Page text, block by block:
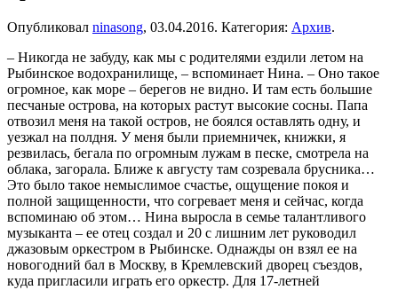
Опубликовал ninasong, 03.04.2016. Категория: Архив.
– Никогда не забуду, как мы с родителями ездили летом на Рыбинское водохранилище, – вспоминает Нина. – Оно такое огромное, как море – берегов не видно. И там есть большие песчаные острова, на которых растут высокие сосны. Папа отвозил меня на такой остров, не боялся оставлять одну, и уезжал на полдня. У меня были приемничек, книжки, я резвилась, бегала по огромным лужам в песке, смотрела на облака, загорала. Ближе к августу там созревала брусника… Это было такое немыслимое счастье, ощущение покоя и полной защищенности, что согревает меня и сейчас, когда вспоминаю об этом… Нина выросла в семье талантливого музыканта – ее отец создал и 20 с лишним лет руководил джазовым оркестром в Рыбинске. Однажды он взял ее на новогодний бал в Москву, в Кремлевский дворец съездов, куда пригласили играть его оркестр. Для 17-летней провинциальной девочки эта поездка и так показалась сказкой, но когда ее выбрали королевой бала – она чувствовала себя совершенной Золушкой. «Где вы учитесь или работаете?» – спросил Нину ведущий. «Заведую сельским клубом», – сказала она. «Какая остроумная у нас королева!» – засмеялся конферансье. Но Нина не шутила. Она действительно устроилась в клуб, чтобы заработать стаж для поступления в институт. Удивительно, но девочка, которая выросла в музыкальной среде, успешно окончила музыкальную школу, бегала к папе на репетиции оркестра, дурачилась, подписывая свои фото одноклассникам словами «От будущей звезды», поступила не в музыкальное училище, а в Ленинградский, ныне Санкт-Петербургский университет профсоюзов на факультет экономики, кафедру управления. – Папа был прирожденный музыкант, – объясняет Нина, – с великолепным слухом, голосом, музыкальной памятью. Мальчишкой он с лету научился играть на трофейном аккордеоне, который ему подарили, он слышал и писал партитуры без инструмента, чудесно пел… Отец был убежден: либо музыкант должен быть абсолютно одаренным, либо не стоит заниматься этим вообще. В музыке не должно быть протекции, считал он. Папа много ездил со своим оркестром на разные зарубежные музыкальные фестивали и вполне мог бы брать меня с собой, но он меня никуда не брал! «Когда ты будешь петь лучше моих певцов, – говорил он, – тогда и возьму». У него были очень жесткие требования к профессии, и он внушал мне: «Научись петь так, чтобы люди захотели тебя слушать. Стань артистичной, научись красиво двигаться, танцевать». Одно время я очень сильно поправилась – так меня почти не кормили! – смеется Нина. – Папа терзал меня, говорил, что такая жирная женщина не будет нужна никому, а уж на сцене такой вообще места нет. Это он заставил меня заниматься спортом, хотя я совершенно неспортивная. Папа хотел, чтобы я не боялась сцены, и тренировал это специфическим образом. У него была лучшая дискотека в Рыбинске, и лет с 15 он пускал меня потанцевать на часик – с 21 до 22 часов. Но в это время молодежь только собиралась и, как правило, не танцевал никто. Папа же говорил: или ты этот час танцуешь, или в следующий раз не пущу. И я танцевала. Одна. Даже мой старший брат, который приходил с друзьями, от меня отмахивался: не подходи ко мне! Подумают еще, что моя сестра – сумасшедшая. Теперь-то я понимаю, что так папа пытался включить меня в эту жизнь – жесткую, ломающую слабых. Он объяснял мне, что певица – страшная профессия: зависимая, тяжелая и часто неблагодарная. Поэтому меня отправили учиться в университет, приобретать «нормальную» специальность. Помню, я приехала в Питер абсолютно незрелым человеком и поэтому все жадно впитывала. Я ходила в оперный театр, филармонию, сначала засыпала там, а потом очень втянулась и страдала оттого, что я так много получаю и не могу это никак отдать. Музыкальная информация настолько переполняла меня, что я начала испытывать физический дискомфорт. И однажды на студенческой практике я повстречала женщину, которая изменила всю мою жизнь. Я работала культорганизатором на теплоходе. Это был дорогущий маршрут – от Питера до Астрахани. Его немногие могли себе позволить, а я провела в таком раю три недели. Мы проплывали красивейшие места, меня окружали потрясающие люди. Как массовик, я старалась сделать все, что могу: устраивала вечера встреч с интересными людьми, организовывала концерты, соревнования, игры. Сама пела, прыгала в мешках, изображала Бабу-ягу и бог знает что. И мне это так нравилось! Однажды мы разговорились с милой пожилой женщиной, которая оказалась из музыкально-театральной среды. Она сказала мне: «Деточка, что же ты не своим делом занимаешься, зачем ты пошла в университет? (А я уже три курса к тому времени окончила.) Заезжай после поездки ко мне, что-нибудь придумаем». Так, с ее легкой руки, я пошла поступать в студию Ленинградского мюзик-холла. Это был последний год, когда я могла туда попасть, – там были строгие ограничения по возрасту. Это сейчас петь могут все – только деньги плати. А тогда необходимо было специальное образование. И эта студия давала такую возможность – она открывала дверь в музыку. Когда меня приняли, у меня от счастья земля ушла из-под ног! Я шла по Невскому и не верила: неужели это свершилось?! Конечно, я решила бросить институт. А на курсе я была самая младшая, круглая отличница, и когда мои однокурсницы об этом узнали, они стали меня отговаривать, а староста группы сказала: «Не бросай! Я буду отмечать, что ты ходишь на занятия». И я стала учиться параллельно. – А как отнеслись к этому родители? – Были очень рады, и папа, когда приехал ко мне через какое-то время, поразился, как я изменилась. С этого, собственно, и началось его удивление моим прогрессом. А незадолго до смерти, три года назад, он сказал мне: «Вот теперь ты стала такой, какой я хотел тебя видеть. Я этого не ожидал. Мечтал, но не ждал…» Мне самой, честно говоря, кажется, что я не смогла бы пройти этот путь вновь, – столько было трудностей и горя. Это сейчас я пою, как дышу – легко, естественно, радостно – это такое счастье! Но за него дорого заплачено. Были периоды неустроенности и безденежья, были проблемы с пропиской, работой и жильем. Уже после окончания университета я снимала комнату у туберкулезной полусумасшедшей алкоголички – без горячей воды, но зато рядом с Медным всадником. А потом пришлось начинать все с нуля в Москве. Были неудачи и разочарования в любимом деле, когда я по совету маститых профессионалов вместо некоммерческих романсов и джаза сделала в США попсовый проект: сняла два красивых клипа и записала диск, которые оказались невостребованными в России, пережившей очередной кризис. Программы, в которых я работала, развалились, и мне некуда было пойти работать. А с этим попсовым проектом я оказалась абсолютно никому не нужна. Куда бы я с ним не приходила, на меня смотрели с недоумением, потому что знали, что я пою романсы и джаз. И все говорили: давай лучше то, что было. Я с отчаянием понимала, что огромные деньги, которые мне дали друзья, и силы потрачены зря. А второй раз получить такой шанс нереально. Мне очень везет в жизни: на моем пути постоянно встречаются люди, которые поддерживают меня и морально и материально, причем, я хочу сделать на этом акцент, совершенно бескорыстно. Понятно, когда женщину содержит возлюбленный. У меня другая история. Мне помогают люди, которые просто видят, как упорно я занимаюсь своим делом. И опять важнейший поворот в моей судьбе произошел на воде. Пока я маялась со своим попсовым проектом, меня пригласили работать в круиз, только на этот раз в качестве певицы, и не по Волге, а вокруг Европы. На первом же концерте я попробовала спеть что-то из нового проекта, но особого энтузиазма это ни у кого не вызвало, и тогда в конце я исполнила романс. Что случилось с публикой! Она не хотела меня отпускать. С музыкой как будто выливалась вся моя боль – о недавней профессиональной невостребованности, об одиночестве, – и наступало облегчение, понимание того, что я должна заниматься именно этой музыкой. Тогда Нина задумалась: а не попробовать ли ей сделать первый сольный концерт? И когда вернулась в Москву, договорилась об этом с ЦДРИ. Концерт прошел успешно, и она поняла, что может держать внимание зала. Тогда она задумала сделать концерт уже в Театре эстрады. И он тоже прошел успешно. Следующим шагом они с отцом запланировали сольный концерт Нины в легендарном зале имени Чайковского. С симфоническим оркестром… …Она прошла через сомнения, переживания, разочарования. И буквально накануне этого концерта в отчаянии спросила отца: «А может, мне оставить все это? Раз людям нравится, но они не хотят помочь, причем люди влиятельные, которым это ничего не стоит, то, наверное, все эти мои занятия музыкой не имеют никакого смысла». Но отец сказал ей: «Тебе дан редкий талант. Это твой крест, и ты должна нести его с честью». А вечером отца не стало. Он умер на сцене: пел, вышел за кулисы и умер. Аорта не выдержала… А Нина в это время была на концерте ансамбля Игоря Моисеева в зале Чайковского, куда ее пригласила подруга… – Получилось так, что мой концерт пришелся на сороковой день его смерти, – с трудом говорит Нина. – Я пела и чувствовала его рядом. Обычно папа пел со мной в концертах – мы закрывали их общим номером. У меня ком подступал к горлу, когда я вспоминала его слова: «Неужели я дожил до того, что спою в зале Чайковского? Неужели дожил?!» Не получилось… Но когда папа умер, все его друзья стали поддерживать меня. Получилось так, будто папа отдал жизнь, чтобы помочь мне. И после этого концерта у меня началась совершенно другая жизнь. Все больше и больше друзей из мира музыки меня понимают и поддерживают. Даже те, кто изначально был в чем-то не согласен со мной, теперь стали моими соратниками. И, к моему счастью, у меня сейчас собирается команда. У нас нет пока общей крыши, но мы вместе и заодно. Мы говорим на одном языке, мыслим в одном ключе – и музыканты, и звукорежиссеры, и художники. И мы идем вперед. Думаю, сейчас начинается новый этап в моей жизни. У меня сбываются мечты. Однажды в Карловых Варах я услышала невероятный оркестр – в красивейшем зале, с потрясающей акустикой. И у меня родилась мечта когда-нибудь спе